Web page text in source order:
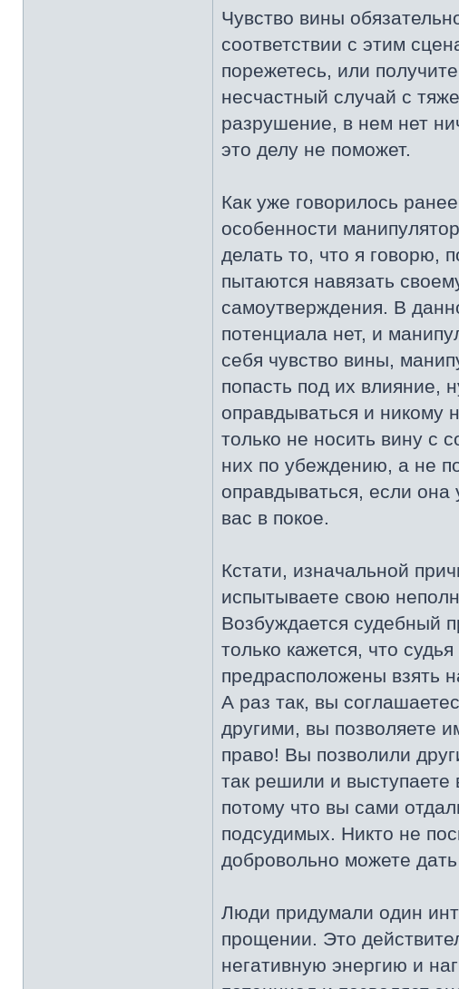
Чувство вины
соответствии с этим
порежетесь, или
несчастный случай с
разрушение, в нем нет
это делу не поможет.
Как уже говорилось
особенности
делать то, что я говорю,
пытаются навязать
самоутверждения. В
потенциала нет, и
себя чувство вины,
попасть под их влияние,
оправдываться и никому
только не носить вину с
них по убеждению, а не
оправдываться, если она
вас в покое.
Кстати, изначальной
испытываете свою
Возбуждается судебный
только кажется, что
предрасположены взять
А раз так, вы
другими, вы позволяете
право! Вы позволили
так решили и выступаете
потому что вы сами
подсудимых. Никто не
добровольно можете
Люди придумали один
прощении. Это
негативную энергию и